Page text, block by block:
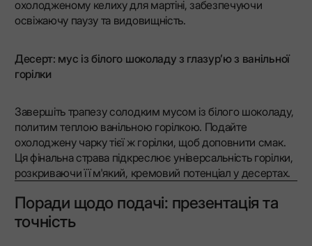
охолодженому келиху для мартіні, забезпечуючи
освіжаючу паузу та видовищність.
Десерт: мус із білого шоколаду з глазур’ю з ванільної
горілки
Завершіть трапезу солодким мусом із білого шоколаду,
политим теплою ванільною горілкою. Подайте
охолоджену чарку тієї ж горілки, щоб доповнити смак.
Ця фінальна страва підкреслює універсальність горілки,
розкриваючи її м'який, кремовий потенціал у десертах.
Поради щодо подачі: презентація та
точність